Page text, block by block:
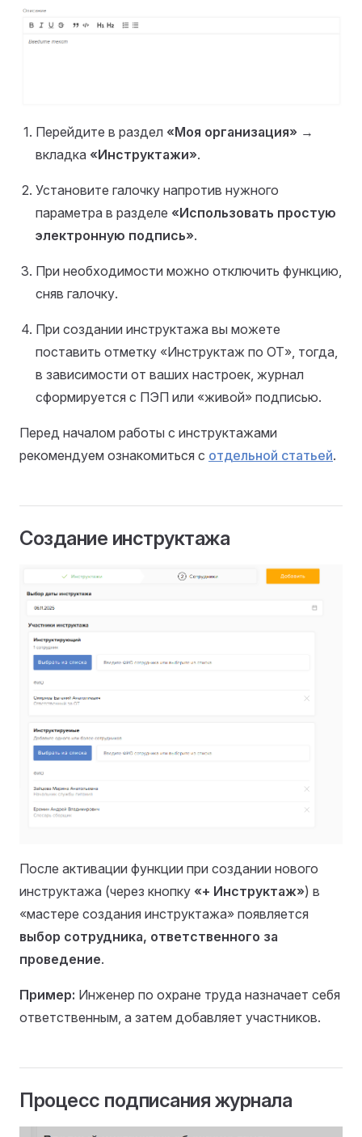
Перейдите в раздел «Моя организация» →
вкладка «Инструктажи».
Установите галочку напротив нужного
параметра в разделе «Использовать простую
электронную подпись».
При необходимости можно отключить функцию,
сняв галочку.
При создании инструктажа вы можете
поставить отметку «Инструктаж по ОТ», тогда,
в зависимости от ваших настроек, журнал
сформируется с ПЭП или «живой» подписью.
Перед началом работы с инструктажами
рекомендуем ознакомиться с отдельной статьей.
Создание инструктажа
После активации функции при создании нового
инструктажа (через кнопку «+ Инструктаж») в
«мастере создания инструктажа» появляется
выбор сотрудника, ответственного за
проведение.
Пример: Инженер по охране труда назначает себя
ответственным, а затем добавляет участников.
Процесс подписания журнала